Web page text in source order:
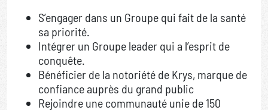
S’engager dans un Groupe qui fait de la santé
sa priorité.
Intégrer un Groupe leader qui a l’esprit de
conquête.
Bénéficier de la notoriété de Krys, marque de
confiance auprès du grand public
Rejoindre une communauté unie de 150